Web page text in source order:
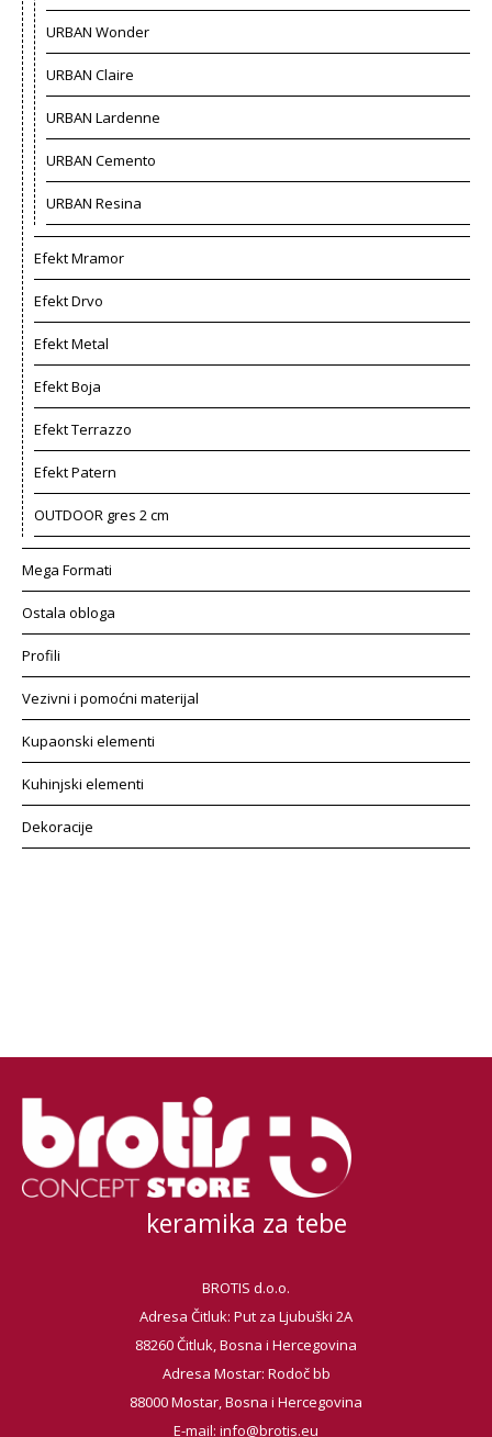
URBAN Wonder
URBAN Claire
URBAN Lardenne
URBAN Cemento
URBAN Resina
Efekt Mramor
Efekt Drvo
Efekt Metal
Efekt Boja
Efekt Terrazzo
Efekt Patern
OUTDOOR gres 2 cm
Mega Formati
Ostala obloga
Profili
Vezivni i pomoćni materijal
Kupaonski elementi
Kuhinjski elementi
Dekoracije
keramika za tebe
BROTIS d.o.o.
Adresa Čitluk: Put za Ljubuški 2A
88260 Čitluk, Bosna i Hercegovina
Adresa Mostar: Rodoč bb
88000 Mostar, Bosna i Hercegovina
E-mail: info@brotis.eu